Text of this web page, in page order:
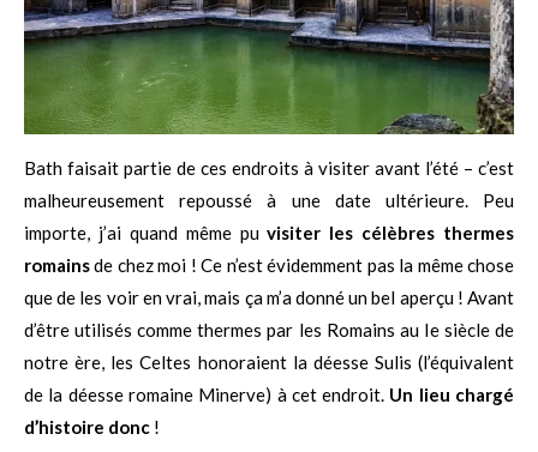
Bath faisait partie de ces endroits à visiter avant l’été – c’est
malheureusement repoussé à une date ultérieure. Peu
importe, j’ai quand même puvisiter les célèbres thermes
romainsde chez moi ! Ce n’est évidemment pas la même chose
que de les voir en vrai, mais ça m’a donné un bel aperçu ! Avant
d’être utilisés comme thermes par les Romains au Ie siècle de
notre ère, les Celtes honoraient la déesse Sulis (l’équivalent
de la déesse romaine Minerve) à cet endroit. Un lieu chargé
d’histoire donc !